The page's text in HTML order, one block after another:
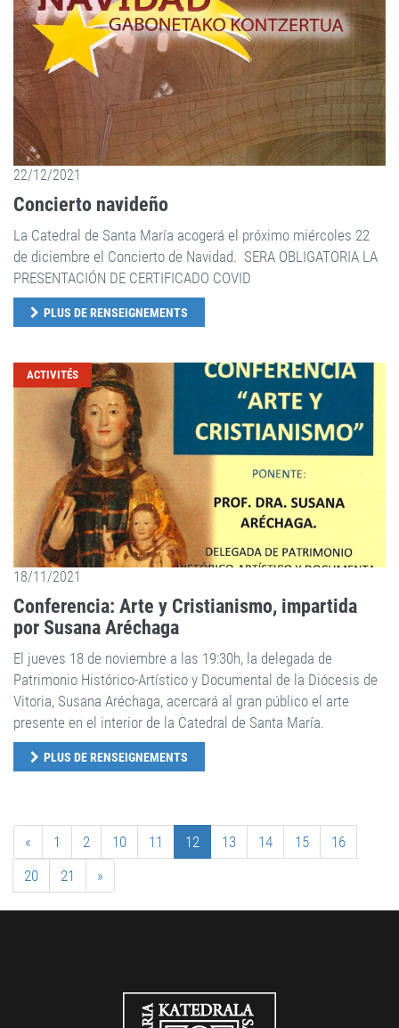
22/12/2021
Concierto navideño
La Catedral de Santa María acogerá el próximo miércoles 22
de diciembre el Concierto de Navidad. SERA OBLIGATORIA LA
PRESENTACIÓN DE CERTIFICADO COVID
PLUS DE RENSEIGNEMENTS
ACTIVITÉS
18/11/2021
Conferencia: Arte y Cristianismo, impartida
por Susana Aréchaga
El jueves 18 de noviembre a las 19:30h, la delegada de
Patrimonio Histórico-Artístico y Documental de la Diócesis de
Vitoria, Susana Aréchaga, acercará al gran público el arte
presente en el interior de la Catedral de Santa María.
PLUS DE RENSEIGNEMENTS
« 1 2 10 11 12 13 14 15
16
20
21 »